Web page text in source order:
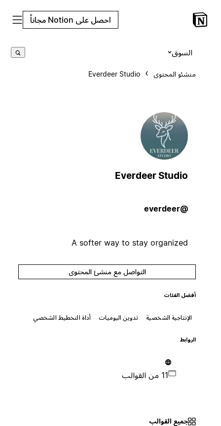
احصل على Notion مجاناً
منشئو المحتوى Everdeer Studio
Everdeer Studio
A softer way to stay organized
التواصل مع منشئ المحتوى
أفضل الفئات
الإنتاجية الشخصية تدوين اليوميات أداة التخطيط الشخصي
جميع القوالب